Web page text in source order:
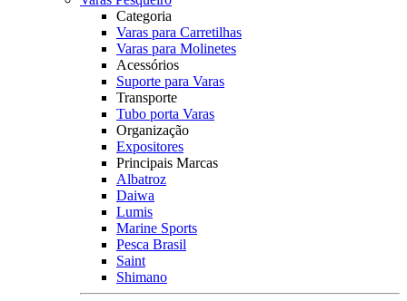
Categoria
Varas para Carretilhas
Varas para Molinetes
Acessórios
Suporte para Varas
Transporte
Tubo porta Varas
Organização
Expositores
Principais Marcas
Albatroz
Daiwa
Lumis
Marine Sports
Pesca Brasil
Saint
Shimano